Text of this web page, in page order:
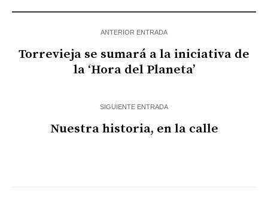
ANTERIOR ENTRADA
Torrevieja se sumará a la iniciativa de
la ‘Hora del Planeta’
SIGUIENTE ENTRADA
Nuestra historia, en la calle